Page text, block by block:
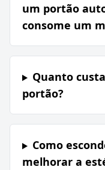
um portão
consome um
Quanto
portão?
Como
melhorar a